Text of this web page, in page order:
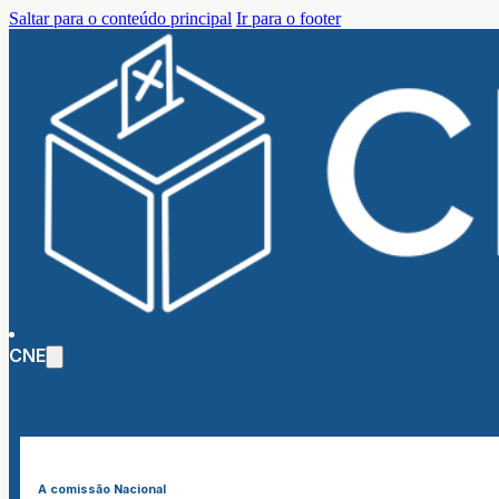
Saltar para o conteúdo principal Ir para o footer
CNE
A comissão Nacional